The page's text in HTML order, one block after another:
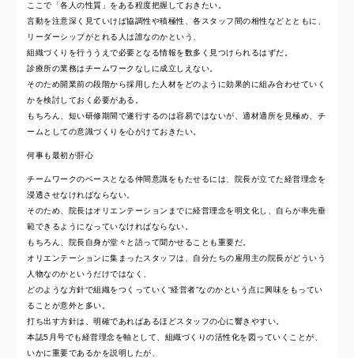
ここで「各人の性質」をある程度把握しておきたい。
言動を注意深く見ていけば協調性や積極性、各スタッフ間の相性などとともに、
リーダーシップがとれる人は誰なのかという、
組織づくりを行ううえで必要となる情報を数多く見つけられるはずだ。
診療所の業務はチームワークなしに成立しえない。
そのため開業前の段階から採用した人材をどのように効果的に組み合わせていく
かを検討しておく必要がある。
もちろん、短い研修期間で遂行するのは容易ではないが、適材適所を見極め、チ
ームとしての意識づくりを心がけておきたい。
何事も最初が肝心
チームワークのベースとなる仲間意識をもたせるには、院長が立てた経営理念を
浸透させなければならない。
そのため、院長はオリエンテーションまでに経営理念を明文化し、自らが率先垂
範できるようになっていなければならない。
もちろん、院長自身が堂々と語って聞かせることも重要だ。
オリエンテーションに集まったスタッフは、自分たちの雇用主の院長がどういう
人物なのかというだけではなく、
どのような方針で組織をつくっていく“経営者”なのかという点に興味をもってい
ることが意外と多い。
打ち出す方針は、明確であればあるほどスタッフの心に響きやすい。
本誌5月号でも経営理念を軸として、組織づくりの活性化を図っていくことが、
いかに重要であるかを説明したが、